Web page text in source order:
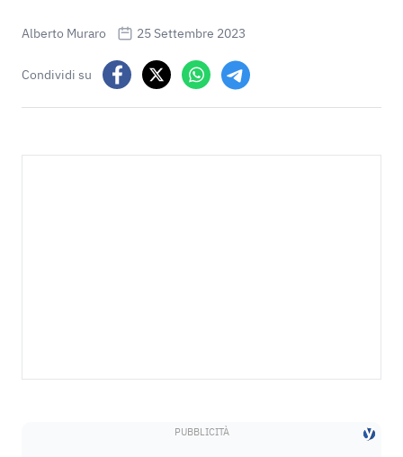
Alberto Muraro 25 Settembre 2023
Condividi su